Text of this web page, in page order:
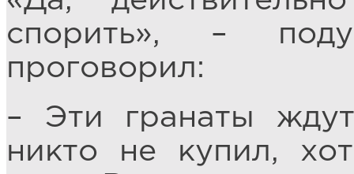
спорить», –
проговорил:
– Эти гранаты
никто не купил,